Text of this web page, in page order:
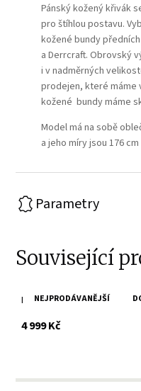
Pánský kožený křivák
pro štíhlou postavu.
kožené bundy
a Derrcraft. Obrovský
i v nadměrných
prodejen, které máme
kožené bundy máme
Model má na sobě
a jeho míry jsou 176 cm
Parametry
Související
NEJPRODÁVANĚJŠÍ
Pánský tmavě zelený
4 999 Kčs DPH